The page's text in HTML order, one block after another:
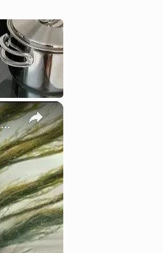
×
ELES DESCOBREM METEORITO COM POTENCIAL BIOLÓGICO PARA EXTERMINAR A HUMANIDADE